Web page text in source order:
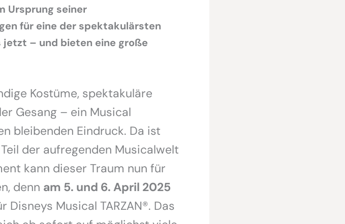
Ursprung seiner
für eine der spektakulärsten
jetzt – und bieten eine große
Kostüme, spektakuläre
Gesang – ein Musical
bleibenden Eindruck. Da ist
der aufregenden Musicalwelt
kann dieser Traum nun für
denn am 5. und 6. April 2025
Disneys Musical TARZAN®. Das